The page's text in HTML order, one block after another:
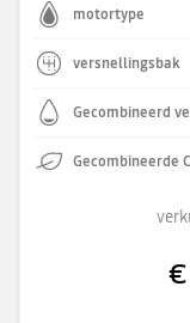
motortype
versnellingsbak
Gecombineerd
Gecombineerde
€